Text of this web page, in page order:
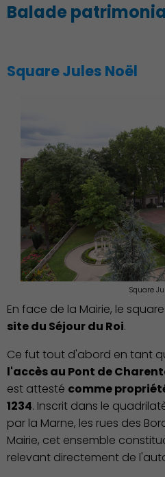
Découvrir
Balade
Square Jules Noël
Square
En face de la Mairie, le
site du Séjour du Roi.
Ce fut tout d'abord en tant
l'accès au Pont de
est attesté comme
1234. Inscrit dans le
par la Marne, les rues des
Mairie, cet ensemble
relevant directement de